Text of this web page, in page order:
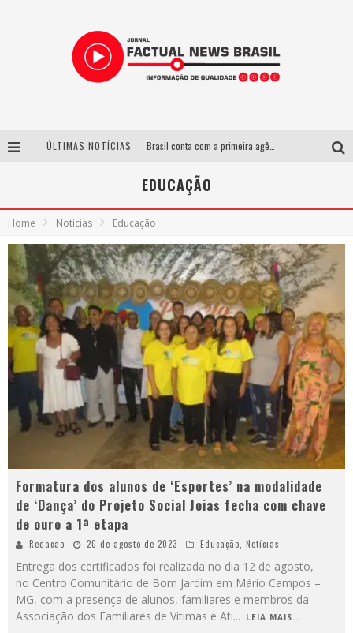
ÚLTIMAS NOTÍCIAS
Espetáculo inspirado em Machado de Assis estreia no Galpão Cine Horto com direção da atriz Inês Peixoto do Grupo Galpão
EDUCAÇÃO
Home Notícias Educação
Formatura dos alunos de ‘Esportes’ na modalidade
de ‘Dança’ do Projeto Social Joias fecha com chave
de ouro a 1ª etapa
Redacao 20 de agosto de 2023 Educação, Notícias
Entrega dos certificados foi realizada no dia 12 de agosto,
no Centro Comunitário de Bom Jardim em Mário Campos –
MG, com a presença de alunos, familiares e membros da
Associação dos Familiares de Vítimas e Ati... LEIA MAIS...